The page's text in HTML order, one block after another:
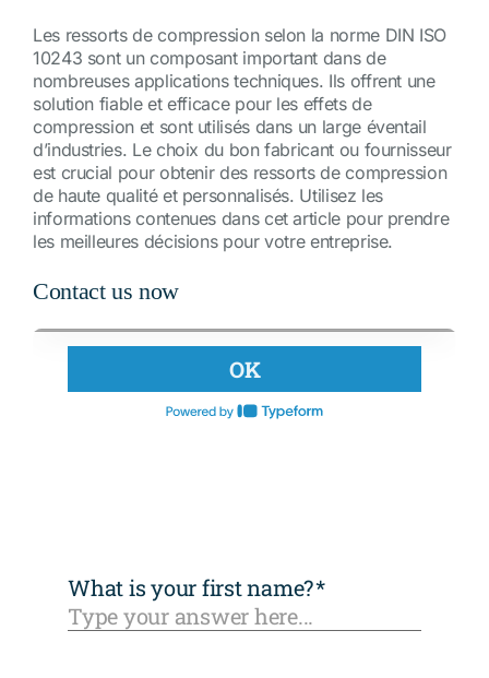
Les ressorts de compression selon la norme DIN ISO
10243 sont un composant important dans de
nombreuses applications techniques. Ils offrent une
solution fiable et efficace pour les effets de
compression et sont utilisés dans un large éventail
d’industries. Le choix du bon fabricant ou fournisseur
est crucial pour obtenir des ressorts de compression
de haute qualité et personnalisés. Utilisez les
informations contenues dans cet article pour prendre
les meilleures décisions pour votre entreprise.
Contact us now